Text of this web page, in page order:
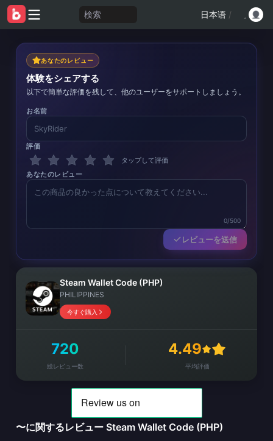
検索 日本语 /
あなたのレビュー
体験をシェアする
以下で簡単な評価を残して、他のユーザーをサポートしましょう。
お名前
評価
タップして評価
あなたのレビュー
0/500
レビューを送信
Steam Wallet Code (PHP)
PHILIPPINES
今すぐ購入
720
総レビュー数
4.49
平均評価
〜に関するレビュー Steam Wallet Code (PHP)